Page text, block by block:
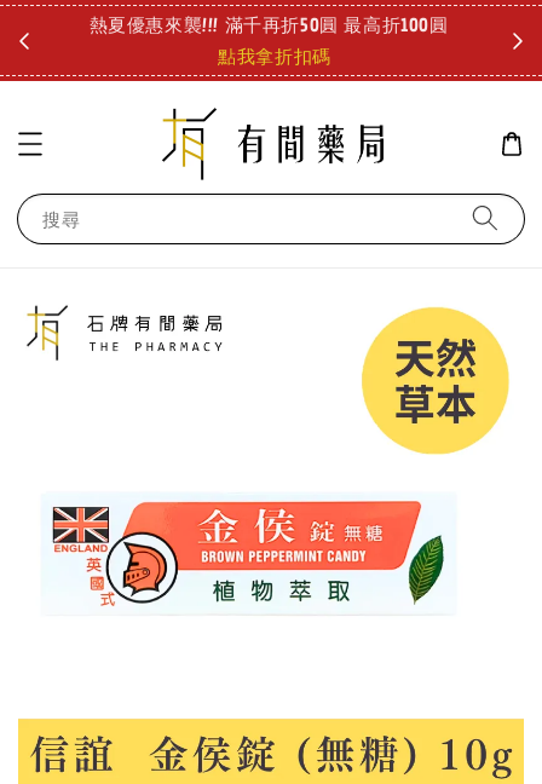
好冷好冷 儀式感要有!! 泡澡也能舒緩疲勞 療癒登場!
查看
搜尋